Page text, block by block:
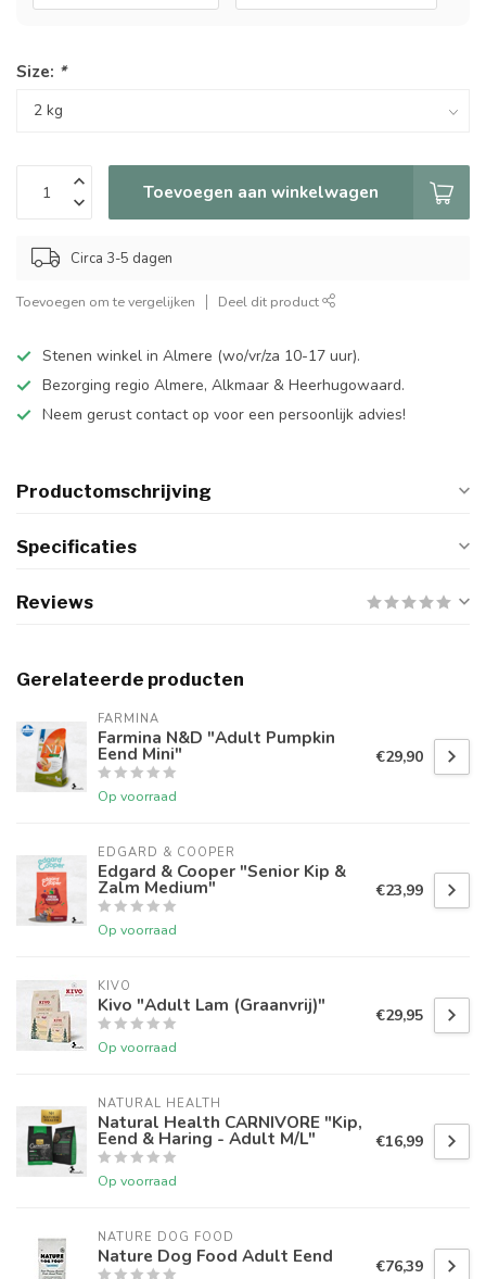
Size: *
Toevoegen aan winkelwagen
Circa 3-5 dagen
Toevoegen om te vergelijken Deel dit product
Stenen winkel in Almere (wo/vr/za 10-17 uur).
Bezorging regio Almere, Alkmaar & Heerhugowaard.
Neem gerust contact op voor een persoonlijk advies!
Productomschrijving
Specificaties
Reviews
Gerelateerde producten
FARMINA
Farmina N&D "Adult Pumpkin
Eend Mini"
Op voorraad
€29,90
EDGARD & COOPER
Edgard & Cooper "Senior Kip &
Zalm Medium"
Op voorraad
€23,99
KIVO
Kivo "Adult Lam (Graanvrij)"
Op voorraad
€29,95
NATURAL HEALTH
Natural Health CARNIVORE "Kip,
Eend & Haring - Adult M/L"
Op voorraad
€16,99
NATURE DOG FOOD
Nature Dog Food Adult Eend €76,39